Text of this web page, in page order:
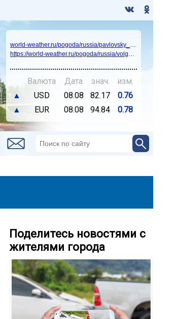
world-weather.ru/pogoda/russia/pavlovsky_posad/14days/
https://world-weather.ru/pogoda/russia/volgograd/
Валюта Дата знач.
изм.
▲
USD 08.08 82.17
0.76
▲
EUR 08.08 94.84 0.78
Поделитесь новостями с
жителями города